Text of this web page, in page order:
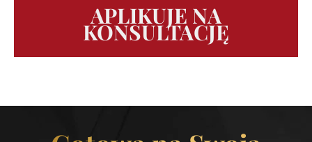
APLIKUJE NA
KONSULTACJĘ